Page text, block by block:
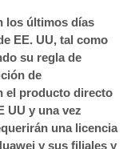
los últimos días
EE. UU, tal como
su regla de
de
el producto directo
UU y una vez
una licencia
y sus filiales y